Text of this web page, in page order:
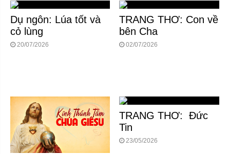
k
Dụ ngôn: Lúa tốt và
cỏ lùng
20/07/2026
TRANG THƠ: Con về
bên Cha
02/07/2026
TRANG THƠ: Đức
Tin
23/05/2026